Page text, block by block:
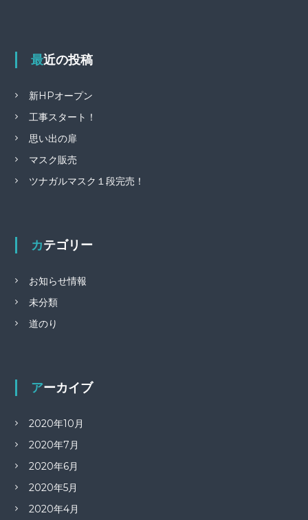
最近の投稿
新HPオープン
工事スタート！
思い出の扉
マスク販売
ツナガルマスク１段完売！
カテゴリー
お知らせ情報
未分類
道のり
アーカイブ
2020年10月
2020年7月
2020年6月
2020年5月
2020年4月